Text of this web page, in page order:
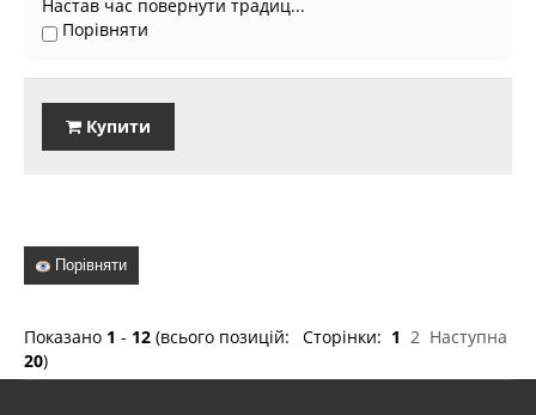
Настав час повернути традиц...
Порівняти
Купити
Порівняти
Сторінки: 1 2 Наступна
Показано 1 - 12 (всього позицій:
20)